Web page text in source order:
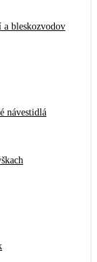
a bleskozvodov
návestidlá